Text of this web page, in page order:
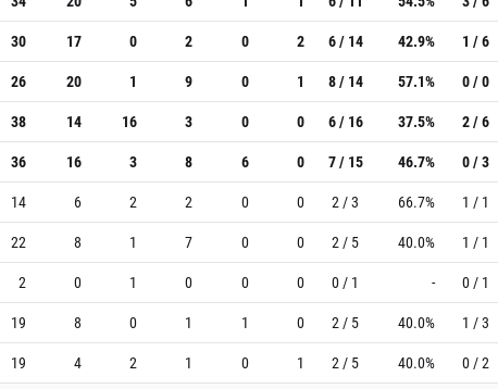
30 17 0 2 0 2 6 / 14 42.9% 1 / 6
26 20 1 9 0 1 8 / 14 57.1% 0 / 0
38 14 16 3 0 0 6 / 16 37.5% 2 / 6
36 16 3 8 6 0 7 / 15 46.7% 0 / 3
14 6 2 2 0 0 2 / 3 66.7% 1 / 1
22 8 1 7 0 0 2 / 5 40.0% 1 / 1
2 0 1 0 0 0 0 / 1 - 0 / 1
19 8 0 1 1 0 2 / 5 40.0% 1 / 3
19 4 2 1 0 1 2 / 5 40.0% 0 / 2